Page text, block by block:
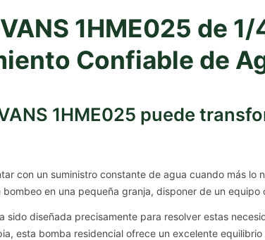
1HME025 de
Confiable de
1HME025 puede
con un suministro constante de agua cuando más lo
en una pequeña granja, disponer de un
sido diseñada precisamente para resolver estas
esta bomba residencial ofrece un excelente